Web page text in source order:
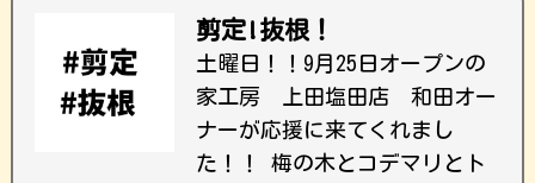
剪定!抜根！
土曜日！！9月25日オープンの
家工房 上田塩田店 和田オー
ナーが応援に来てくれまし
た！！ 梅の木とコデマリとト